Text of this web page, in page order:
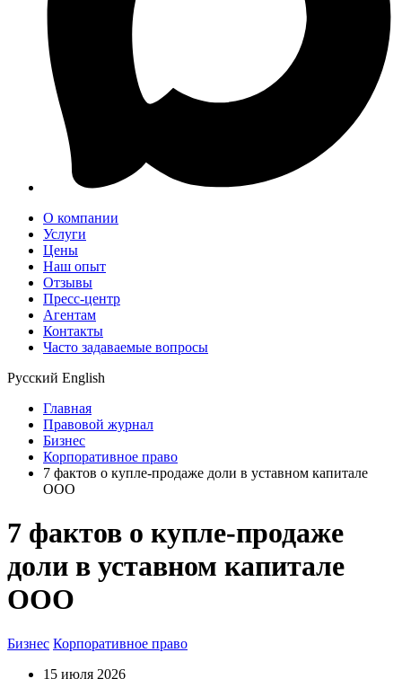
О компании
Услуги
Цены
Наш опыт
Отзывы
Пресс-центр
Агентам
Контакты
Часто задаваемые вопросы
Русский English
Главная
Правовой журнал
Бизнес
Корпоративное право
7 фактов о купле-продаже доли в уставном капитале
ООО
7 фактов о купле-продаже
доли в уставном капитале
ООО
Бизнес Корпоративное право
15 июля 2026